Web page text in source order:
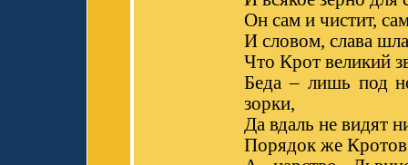
Он сам и чистит,
И словом, слава
Что Крот великий
Беда – лишь под
зорки,
Да вдаль не видят
Порядок же